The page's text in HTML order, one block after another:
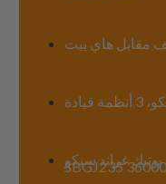
مقابل هاي بيت
غراند سيكو